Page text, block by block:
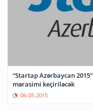
“Startap Azərbaycan 2015” konfransı və yekun təqdimat
mərasimi keçiriləcək
06-05-2015